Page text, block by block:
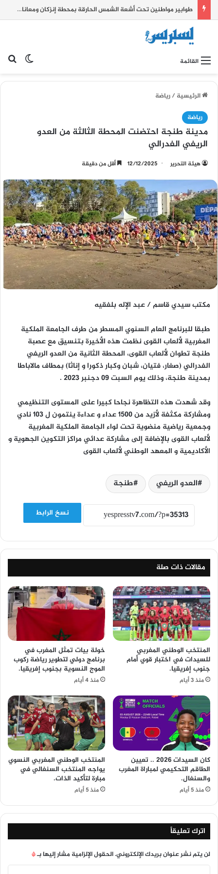
طوابير مواطنين تحت أشعة الشمس الحارقة بمحطة إنزكان ومعاناة يومية تطرح علامات استفهام حول جودة المرافق العمومية
القائمة
الرئيسية/رياضة
رياضة
مدينة طنجة احتضنت المحطة الثالثة من العدو
الريفي الفدرالي
هيئة التحرير 12/12/2025 أقل من دقيقة
مكتب سيدي قاسم / عبد الإله بلفقيه
طبقا للبرنامج العام السنوي المسطر من طرف الجامعة الملكية
المغربية لألعاب القوى نظمت هذه الأخيرة بتنسيق مع عصبة
طنجة تطوان لألعاب القوى، المحطة الثانية من العدو الريفي
الفدرالي (صغار، فتيان، شبان وكبار ذكورا و إناثا) بمطاف مالاباطا
بمدينة طنجة، وذلك يوم السبت 09 دجنبر 2023 .
وقد شهدت هذه التظاهرة نجاحا كبيرا على المستوى التنظيمي
ومشاركة مكثفة لأزيد من 1500 عداء و عداءة ينتمون ل 103 نادي
وجمعية رياضية منضوية تحت لواء الجامعة الملكية المغربية
لألعاب القوى بالإضافة إلى مشاركة عدائي مراكز التكوين الجهوية و
الأكاديمية و المعهد الوطني لألعاب القوى
العدو الريفي طنجة
نسخ الرابط
مقالات ذات صلة
المنتخب الوطني المغربي
للسيدات في اختبار قوي أمام
جنوب إفريقيا.
منذ 3 أيام
خولة بيات تمثل المغرب في
برنامج دولي لتطوير رياضة ركوب
الموج النسوية بجنوب إفريقيا.
منذ 4 أيام
كان السيدات 2026 .. تعيين
الطاقم التحكيمي لمباراة المغرب
والسنغال.
منذ 5 أيام
المنتخب الوطني المغربي النسوي
يواجه المنتخب السنغالي في
مبارة لتأكيد الذات.
منذ 5 أيام
اترك تعليقاً
لن يتم نشر عنوان بريدك الإلكتروني.الحقول الإلزامية مشار إليها بـ*